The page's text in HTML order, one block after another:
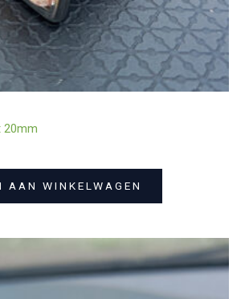
20mm
AAN WINKELWAGEN